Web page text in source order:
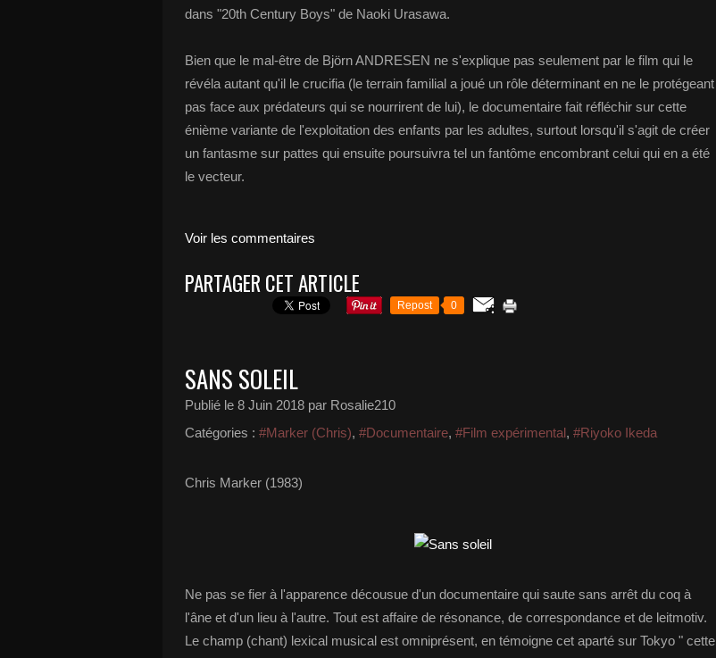
dans "20th Century Boys" de Naoki Urasawa.
Bien que le mal-être de Björn ANDRESEN ne s'explique pas seulement par le film qui le
révéla autant qu'il le crucifia (le terrain familial a joué un rôle déterminant en ne le protégeant
pas face aux prédateurs qui se nourrirent de lui), le documentaire fait réfléchir sur cette
énième variante de l'exploitation des enfants par les adultes, surtout lorsqu'il s'agit de créer
un fantasme sur pattes qui ensuite poursuivra tel un fantôme encombrant celui qui en a été
le vecteur.
Voir les commentaires
PARTAGER CET ARTICLE
Repost 0
SANS SOLEIL
Publié le 8 Juin 2018 par Rosalie210
Catégories : #Marker (Chris), #Documentaire, #Film expérimental, #Riyoko Ikeda
Chris Marker (1983)
Ne pas se fier à l'apparence décousue d'un documentaire qui saute sans arrêt du coq à
l'âne et d'un lieu à l'autre. Tout est affaire de résonance, de correspondance et de leitmotiv.
Le champ (chant) lexical musical est omniprésent, en témoigne cet aparté sur Tokyo " cette